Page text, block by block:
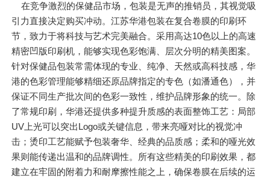
在竞争激烈的保健品市场，包装是无声的推销员，其视觉吸
引力直接决定购买冲动。江苏华港包装在复合卷膜的印刷环
节，致力于将科技与艺术完美融合。采用高达10色以上的高速
精密凹版印刷机，能够实现色彩饱满、层次分明的精美图案。
针对保健品包装常需体现的专业、纯净、天然或高科技感，华
港的色彩管理能够精细还原品牌指定的专色（如潘通色），并
保证不同生产批次间的色彩一致性，维护品牌形象的统一。除
了常规印刷，华港还提供多种提升质感的表面整饰工艺：局部
UV上光可以突出Logo或关键信息，带来亮哑对比的视觉冲
击；烫印工艺能赋予包装奢华、经典的品质感；柔和的哑光效
果则能传递出温和的品牌调性。所有这些精美的印刷效果，都
建立在牢固的附着力和耐摩擦性能之上，确保卷膜在后续的运